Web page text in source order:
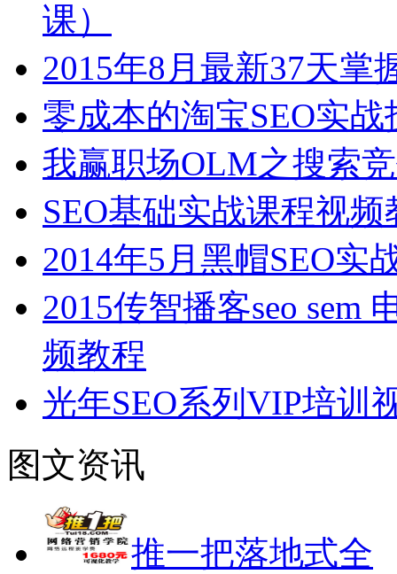
课）
2015年8月最新37天掌
零成本的淘宝SEO实
我赢职场OLM之搜索
SEO基础实战课程视频
2014年5月黑帽SEO实
2015传智播客seo sem
频教程
光年SEO系列VIP培训
图文资讯
推一把落地式全